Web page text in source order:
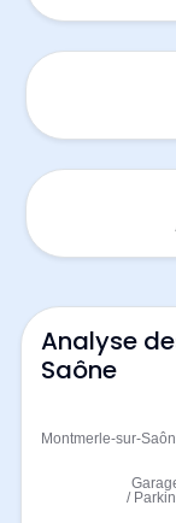
Analyse
Saône